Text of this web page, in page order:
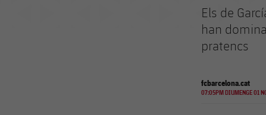
Els de
han
pratencs
fcbarcelona.cat
07:05PM DIUMENGE 01